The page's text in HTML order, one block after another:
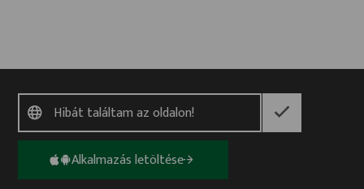
Alkalmazás letöltése